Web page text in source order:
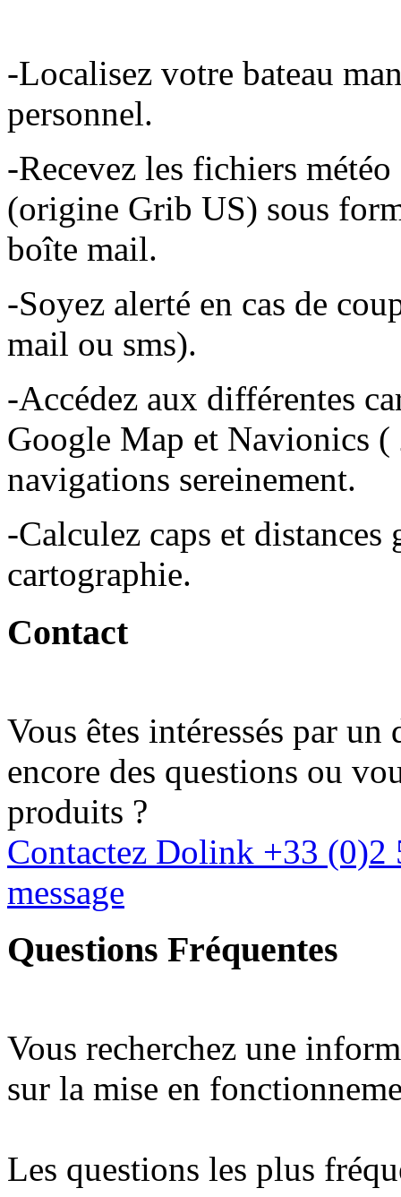
-Localisez votre bateau
personnel.
-Recevez les fichiers
(origine Grib US) sous
boîte mail.
-Soyez alerté en cas de
mail ou sms).
-Accédez aux différentes
Google Map et Navionics
navigations sereinement.
-Calculez caps et
cartographie.
Contact
Vous êtes intéressés par
encore des questions ou
produits ?
Contactez Dolink +33 (0)2
message
Questions Fréquentes
Vous recherchez une
sur la mise en
Les questions les plus